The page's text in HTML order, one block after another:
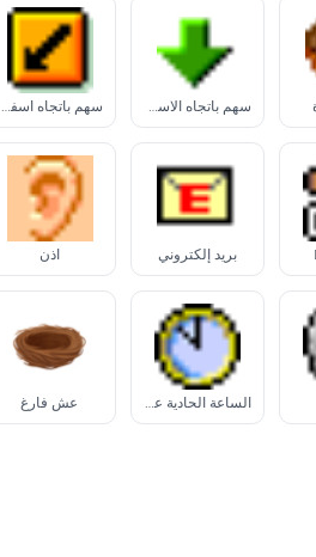
سهم باتجاه الأسفل سهم باتجاه أسفل-يسار
بريد إلكتروني أذن
الساعة الحادية عشرة عش فارغ